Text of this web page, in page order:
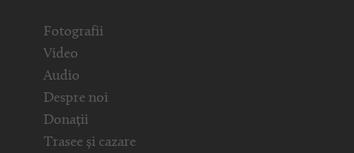
Fotografii
Video
Audio
Despre noi
Donații
Trasee și cazare